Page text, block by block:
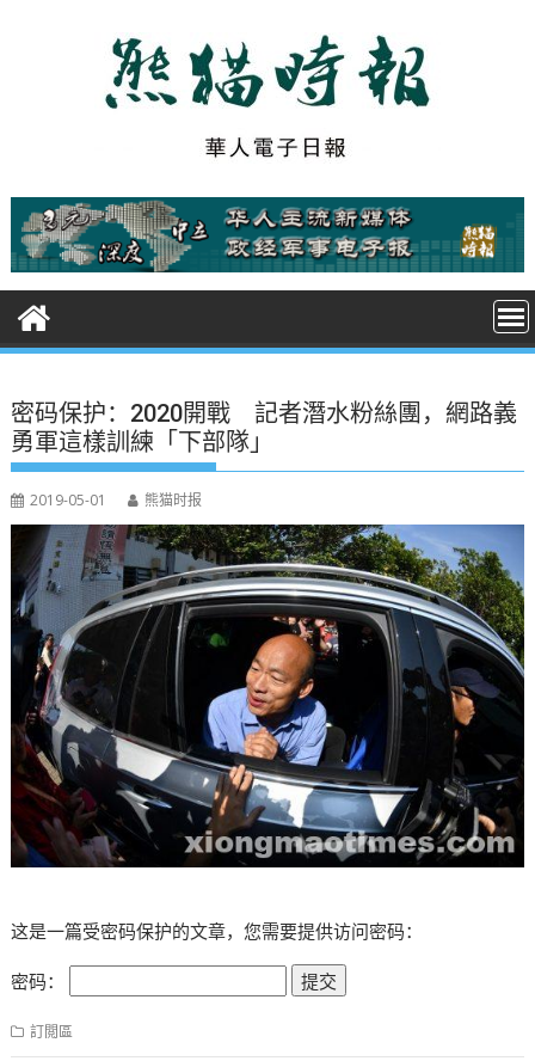
t
密码保护：2020開戰 記者潛水粉絲團，網路義
勇軍這樣訓練「下部隊」
2019-05-01 熊猫时报
这是一篇受密码保护的文章，您需要提供访问密码：
密码：
訂閲區